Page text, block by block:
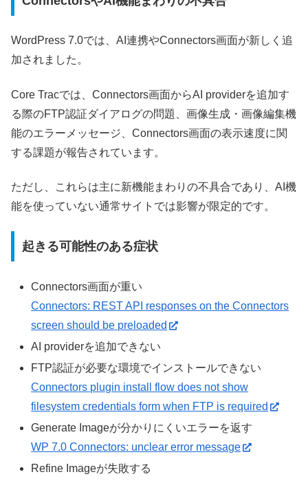
WordPress 7.0では、AI連携やConnectors画面が新しく追
加されました。
Core Tracでは、Connectors画面からAI providerを追加す
る際のFTP認証ダイアログの問題、画像生成・画像編集機
能のエラーメッセージ、Connectors画面の表示速度に関
する課題が報告されています。
ただし、これらは主に新機能まわりの不具合であり、AI機
能を使っていない通常サイトでは影響が限定的です。
起きる可能性のある症状
Connectors画面が重い
Connectors: REST API responses on the Connectors
screen should be preloaded
AI providerを追加できない
FTP認証が必要な環境でインストールできない
Connectors plugin install flow does not show
filesystem credentials form when FTP is required
Generate Imageが分かりにくいエラーを返す
WP 7.0 Connectors: unclear error message
Refine Imageが失敗する